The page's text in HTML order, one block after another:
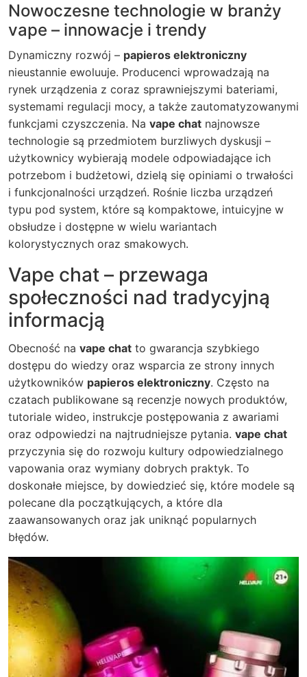
Nowoczesne technologie w branży
vape – innowacje i trendy
Dynamiczny rozwój – papieros elektroniczny
nieustannie ewoluuje. Producenci wprowadzają na
rynek urządzenia z coraz sprawniejszymi bateriami,
systemami regulacji mocy, a także zautomatyzowanymi
funkcjami czyszczenia. Na vape chat najnowsze
technologie są przedmiotem burzliwych dyskusji –
użytkownicy wybierają modele odpowiadające ich
potrzebom i budżetowi, dzielą się opiniami o trwałości
i funkcjonalności urządzeń. Rośnie liczba urządzeń
typu pod system, które są kompaktowe, intuicyjne w
obsłudze i dostępne w wielu wariantach
kolorystycznych oraz smakowych.
Vape chat – przewaga
społeczności nad tradycyjną
informacją
Obecność na vape chat to gwarancja szybkiego
dostępu do wiedzy oraz wsparcia ze strony innych
użytkowników papieros elektroniczny. Często na
czatach publikowane są recenzje nowych produktów,
tutoriale wideo, instrukcje postępowania z awariami
oraz odpowiedzi na najtrudniejsze pytania. vape chat
przyczynia się do rozwoju kultury odpowiedzialnego
vapowania oraz wymiany dobrych praktyk. To
doskonałe miejsce, by dowiedzieć się, które modele są
polecane dla początkujących, a które dla
zaawansowanych oraz jak uniknąć popularnych
błędów.